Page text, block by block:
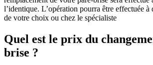
l’identique. L’opération pourra être effectuée
de votre choix ou chez le spécialiste
Quel est le prix du
brise ?